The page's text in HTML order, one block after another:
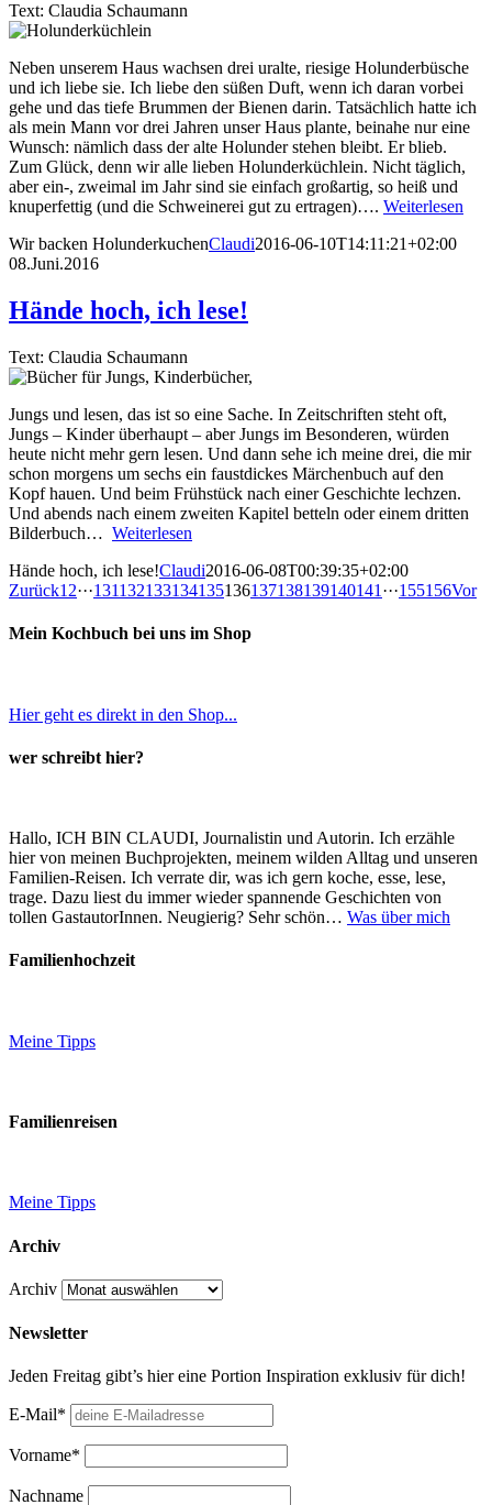
Text: Claudia Schaumann
Neben unserem Haus wachsen drei uralte, riesige Holunderbüsche
und ich liebe sie. Ich liebe den süßen Duft, wenn ich daran vorbei
gehe und das tiefe Brummen der Bienen darin. Tatsächlich hatte ich
als mein Mann vor drei Jahren unser Haus plante, beinahe nur eine
Wunsch: nämlich dass der alte Holunder stehen bleibt. Er blieb.
Zum Glück, denn wir alle lieben Holunderküchlein. Nicht täglich,
aber ein-, zweimal im Jahr sind sie einfach großartig, so heiß und
knuperfettig (und die Schweinerei gut zu ertragen)…. Weiterlesen
Wir backen HolunderkuchenClaudi2016-06-10T14:11:21+02:00
08.Juni.2016
Hände hoch, ich lese!
Text: Claudia Schaumann
Jungs und lesen, das ist so eine Sache. In Zeitschriften steht oft,
Jungs – Kinder überhaupt – aber Jungs im Besonderen, würden
heute nicht mehr gern lesen. Und dann sehe ich meine drei, die mir
schon morgens um sechs ein faustdickes Märchenbuch auf den
Kopf hauen. Und beim Frühstück nach einer Geschichte lechzen.
Und abends nach einem zweiten Kapitel betteln oder einem dritten
Bilderbuch… Weiterlesen
Hände hoch, ich lese!Claudi2016-06-08T00:39:35+02:00
Zurück1 2···131132133134135136137138139140141 ···155156Vor
Mein Kochbuch bei uns im Shop
Hier geht es direkt in den Shop...
wer schreibt hier?
Hallo, ICH BIN CLAUDI, Journalistin und Autorin. Ich erzähle
hier von meinen Buchprojekten, meinem wilden Alltag und unseren
Familien-Reisen. Ich verrate dir, was ich gern koche, esse, lese,
trage. Dazu liest du immer wieder spannende Geschichten von
tollen GastautorInnen. Neugierig? Sehr schön… Was über mich
Familienhochzeit
Meine Tipps
Familienreisen
Meine Tipps
Archiv
Archiv
Newsletter
Jeden Freitag gibt’s hier eine Portion Inspiration exklusiv für dich!
E-Mail*
Vorname*
Nachname